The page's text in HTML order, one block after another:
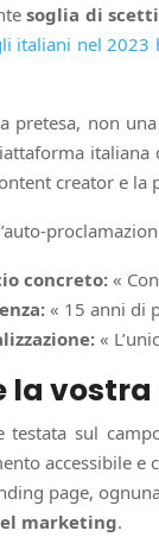
soglia di
italiani nel 2023
pretesa, non
italiana
creator e la
concreto: «
« 15 anni di
«
testata sul
accessibile e
page,
marketing.